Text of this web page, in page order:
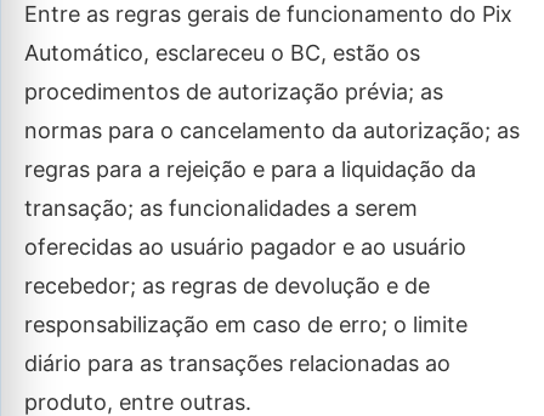
Entre as regras gerais de funcionamento do Pix
Automático, esclareceu o BC, estão os
procedimentos de autorização prévia; as
normas para o cancelamento da autorização; as
regras para a rejeição e para a liquidação da
transação; as funcionalidades a serem
oferecidas ao usuário pagador e ao usuário
recebedor; as regras de devolução e de
responsabilização em caso de erro; o limite
diário para as transações relacionadas ao
produto, entre outras.